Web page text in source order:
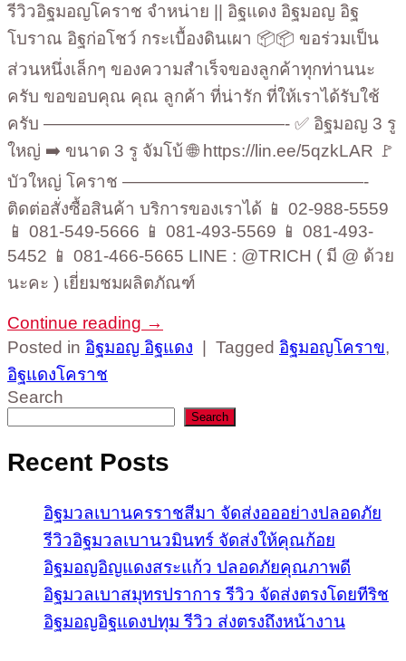
รีวิวอิฐมอญโคราช จำหน่าย || อิฐแดง อิฐมอญ อิฐ
โบราณ อิฐก่อโชว์ กระเบื้องดินเผา 📦📦 ขอร่วมเป็น
ส่วนหนึ่งเล็กๆ ของความสำเร็จของลูกค้าทุกท่านนะ
ครับ ขอขอบคุณ คุณ ลูกค้า ที่น่ารัก ที่ให้เราได้รับใช้
ครับ ——————————————- ✅ อิฐมอญ 3 รู
ใหญ่ ➡️ ขนาด 3 รู จัมโบ้ 🌐 https://lin.ee/5qzkLAR 🚩
บัวใหญ่ โคราช ——————————————-
ติดต่อสั่งซื้อสินค้า บริการของเราได้ 📱 02-988-5559
📱 081-549-5666 📱 081-493-5569 📱 081-493-
5452 📱 081-466-5665 LINE : @TRICH ( มี @ ด้วย
นะคะ ) เยี่ยมชมผลิตภัณฑ์
Continue reading →
Posted in อิฐมอญ อิฐแดง Tagged อิฐมอญโคราข,
อิฐแดงโคราช
Search
Search
Recent Posts
อิฐมวลเบานครราชสีมา จัดส่งอออย่างปลอดภัย
รีวิวอิฐมวลเบานวมินทร์ จัดส่งให้คุณก้อย
อิฐมอญอิญแดงสระแก้ว ปลอดภัยคุณภาพดี
อิฐมวลเบาสมุทรปราการ รีวิว จัดส่งตรงโดยทีริช
อิฐมอญอิฐแดงปทุม รีวิว ส่งตรงถึงหน้างาน